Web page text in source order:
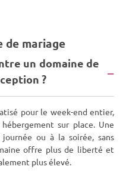
de mariage
un domaine de
?
pour le week-end entier,
sur place. Une
ou à la soirée, sans
offre plus de liberté et
plus élevé.